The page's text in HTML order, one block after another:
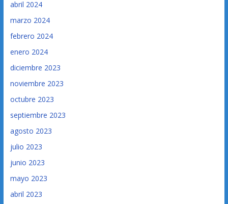
abril 2024
marzo 2024
febrero 2024
enero 2024
diciembre 2023
noviembre 2023
octubre 2023
septiembre 2023
agosto 2023
julio 2023
junio 2023
mayo 2023
abril 2023